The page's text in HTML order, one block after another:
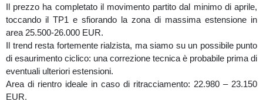
Il prezzo ha completato il movimento partito dal minimo di aprile,
toccando il TP1 e sfiorando la zona di massima estensione in
area 25.500-26.000 EUR.
Il trend resta fortemente rialzista, ma siamo su un possibile punto
di esaurimento ciclico: una correzione tecnica è probabile prima di
eventuali ulteriori estensioni.
Area di rientro ideale in caso di ritracciamento: 22.980 – 23.150
EUR.